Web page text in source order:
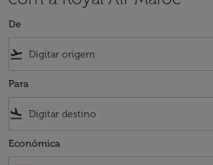
De
flight_takeoff
Para
flight_land
Econômica